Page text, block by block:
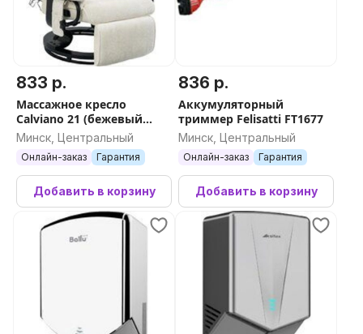
833 р.
Массажное кресло
Calviano 21 (бежевый
плюш)
Минск, Центральный
Онлайн-заказ Гарантия
Добавить в корзину
836 р.
Аккумуляторный
триммер Felisatti FT1677
Минск, Центральный
Онлайн-заказ Гарантия
Добавить в корзину